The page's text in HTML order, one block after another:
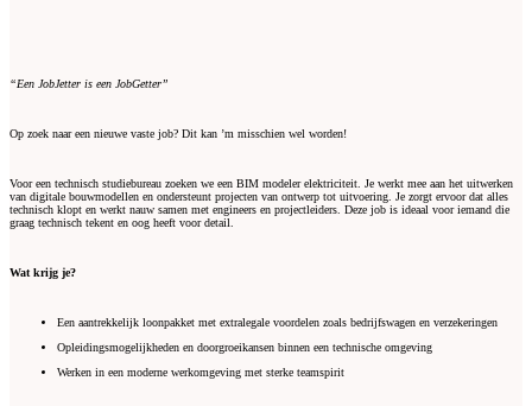
“Een JobJetter is een JobGetter”
Op zoek naar een nieuwe vaste job? Dit kan ’m misschien wel worden!
Voor een technisch studiebureau zoeken we een BIM modeler elektriciteit. Je werkt mee aan het uitwerken
van digitale bouwmodellen en ondersteunt projecten van ontwerp tot uitvoering. Je zorgt ervoor dat alles
technisch klopt en werkt nauw samen met engineers en projectleiders. Deze job is ideaal voor iemand die
graag technisch tekent en oog heeft voor detail.
Wat krijg je?
Een aantrekkelijk loonpakket met extralegale voordelen zoals bedrijfswagen en verzekeringen
Opleidingsmogelijkheden en doorgroeikansen binnen een technische omgeving
Werken in een moderne werkomgeving met sterke teamspirit